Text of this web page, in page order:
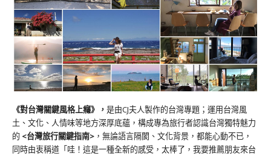
《對台灣關鍵風格上癮》 ， 是由CJ夫人製作的台灣專題；運用台灣風
土、文化、人情味等地方深厚底蘊，構成專為旅行者認識台灣獨特魅力
的 <台灣旅行關鍵指南> ，無論語言隔閡、文化背景，都能心動不已，
同時由衷稱道「哇！這是一種全新的感受，太棒了，我要推薦朋友來台